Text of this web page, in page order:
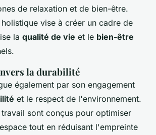
de relaxation et de bien-être.
vise à créer un cadre de
la qualité de vie et le bien-être
la durabilité
également par son engagement
et le respect de l'environnement.
travail sont conçus pour optimiser
tout en réduisant l'empreinte